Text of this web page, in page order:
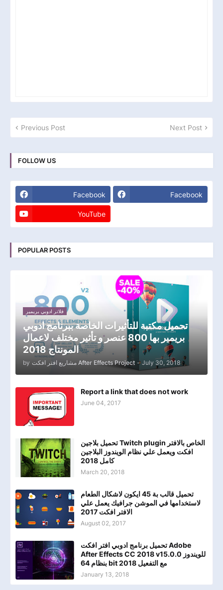
Previous Post Next Post
FOLLOW US
Facebook Facebook
YouTube
POPULAR POSTS
فلاتر ادوبي بريمير
تحميل مكتبة للتأثيرات الخاصة ببرنامج ادوبي
بريمير بها 800 عنصر و تأثير مختلف لاعمال
المونتاج 2018
by مشاريع افتر افكت After Effects Project - July 30, 2018
Report a link that does not work
June 04, 2017
تحميل بلاجين Twitch plugin الخاص بالافتر
افكت ويعمل علي نظام الويندوز البلاجين
كامل 2018
March 20, 2018
تحميل قالب بة 45 ايكون لاشكال الطعام
لاستخدامها في الموشن جرافيك يعمل علي
الافتر افكت 2017
August 02, 2017
تحميل برنامج ادوبي افتر افكت Adobe
After Effects CC 2018 v15.0.0 للويندوز
بنظام 64 bit مع التفعيل 2018
January 13, 2018